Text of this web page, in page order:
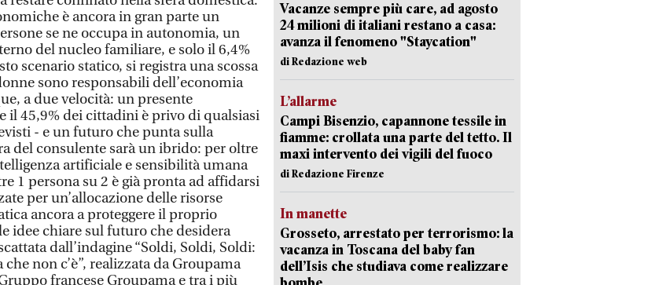
Vacanze sempre più care, ad agosto
24 milioni di italiani restano a casa:
avanza il fenomeno "Staycation"
di Redazione web
L’allarme
Campi Bisenzio, capannone tessile in
fiamme: crollata una parte del tetto. Il
maxi intervento dei vigili del fuoco
di Redazione Firenze
In manette
Grosseto, arrestato per terrorismo: la
vacanza in Toscana del baby fan
dell’Isis che studiava come realizzare